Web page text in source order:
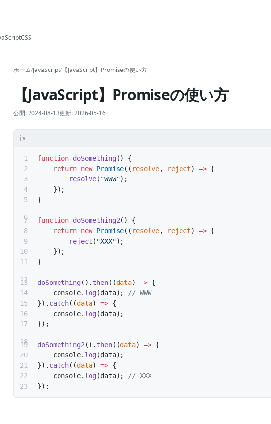
CSS
ホーム/JavaScript/ 【JavaScript】Promiseの使い方
【JavaScript】Promiseの使い方
公開:2024-08-13更新:2026-05-16
js
function doSomething () {
    return
new Promise(( resolve, reject) => {
        resolve
( "WWW");
    });
}
function doSomething2 () {
    return
new Promise(( resolve, reject) => {
        reject
( "XXX");
    });
}
doSomething (). then((data) => {
    console.
log (data);
// WWW
}). catch((data) => {
    console.
log (data);
});
doSomething2 (). then((data) => {
    console.
log (data);
}). catch((data) => {
    console.
log (data);
// XXX
});